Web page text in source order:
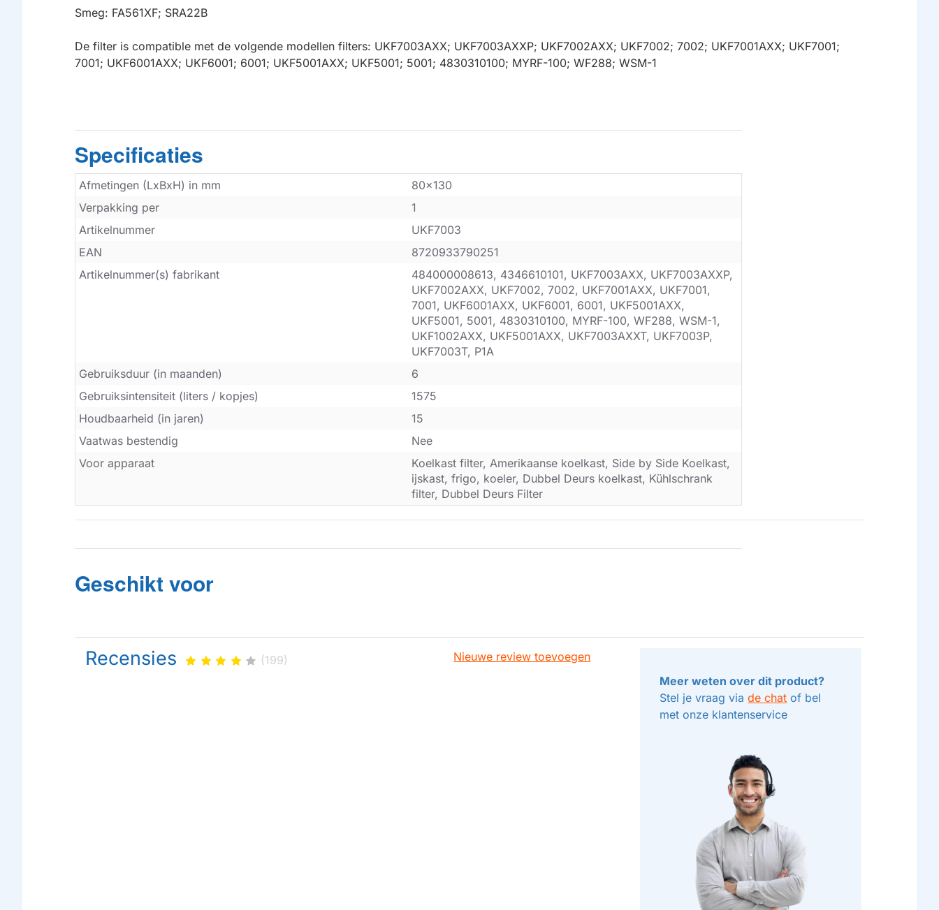
Smeg: FA561XF; SRA22B
De filter is compatible met de volgende modellen filters: UKF7003AXX; UKF7003AXXP; UKF7002AXX; UKF7002; 7002; UKF7001AXX; UKF7001;
7001; UKF6001AXX; UKF6001; 6001; UKF5001AXX; UKF5001; 5001; 4830310100; MYRF-100; WF288; WSM-1
Specificaties
Afmetingen (LxBxH) in mm
80x130
Verpakking per
1
Artikelnummer
UKF7003
EAN
8720933790251
Artikelnummer(s) fabrikant
484000008613, 4346610101, UKF7003AXX, UKF7003AXXP,
UKF7002AXX, UKF7002, 7002, UKF7001AXX, UKF7001,
7001, UKF6001AXX, UKF6001, 6001, UKF5001AXX,
UKF5001, 5001, 4830310100, MYRF-100, WF288, WSM-1,
UKF1002AXX, UKF5001AXX, UKF7003AXXT, UKF7003P,
UKF7003T, P1A
Gebruiksduur (in maanden)
6
Gebruiksintensiteit (liters / kopjes)
1575
Houdbaarheid (in jaren)
15
Vaatwas bestendig
Nee
Voor apparaat
Koelkast filter, Amerikaanse koelkast, Side by Side Koelkast,
ijskast, frigo, koeler, Dubbel Deurs koelkast, Kühlschrank
filter, Dubbel Deurs Filter
Geschikt voor
Recensies (199)
Nieuwe review toevoegen
Meer weten over dit product?
Stel je vraag viade chat of bel
met onze klantenservice